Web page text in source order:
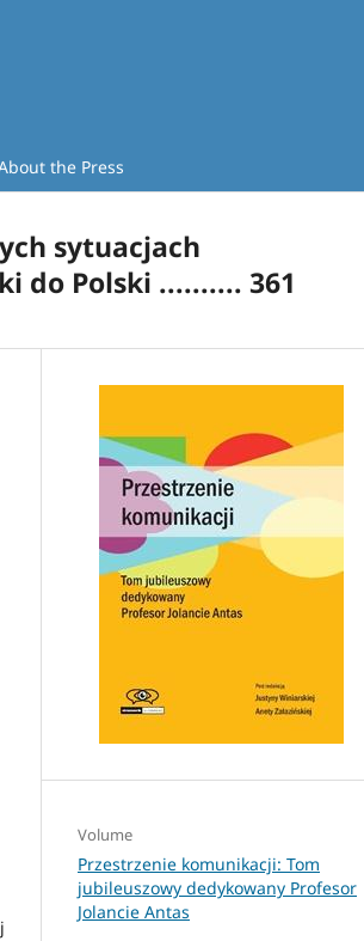
the Press
sytuacjach
do Polski .......... 361
Volume
Przestrzenie komunikacji: Tom
jubileuszowy dedykowany Profesor
Jolancie Antas